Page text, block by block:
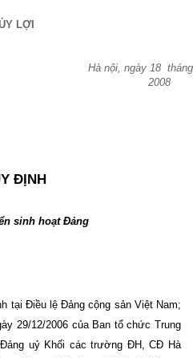
LỢI
Hà nội, ngày 18
2008
ĐỊNH
sinh hoạt Đảng
tại Điều lệ Đảng cộng sản Việt Nam;
29/12/2006 của Ban tổ chức Trung
uỷ Khối các trường ĐH, CĐ Hà